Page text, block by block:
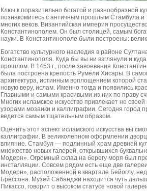
Ключ к поразительно богатой и разнообразной
познакомитесь с античным прошлым Стамбула и
многих веков. Византийская империя
Константинополем. Он был столицей, самым
науки. В Константинополе были построены:
Богатство культурного наследия в районе
Константинополя. Куда бы вы ни взглянули и
прошлом. В 1453 г., после завоевания
была построена крепость Румели Хисары. В
архитектура, истинным воплощением которой
новую веру, ислам. Именно тогда и появились
Главными и самыми красивыми из них по праву
Многих исламское искусство привлекает не
узорами мозаики и каллиграфии. Сегодня город
ведется самым тщательным образом.
Оценить этот аспект исламского искусства вы
каллиграфии. В великолепном оформлении
влияние. Стамбул — подлинный храм древней
множество новых галерей, открывшихся
Модерн». Огромный склад на берегу моря был
инсталляции. Совсем рядом есть еще две
Модерн», расположенной в квартале Бейоглу,
Брессона. Музей Сабанджи находится чуть
Пикассо, говорит о высоком статусе новой